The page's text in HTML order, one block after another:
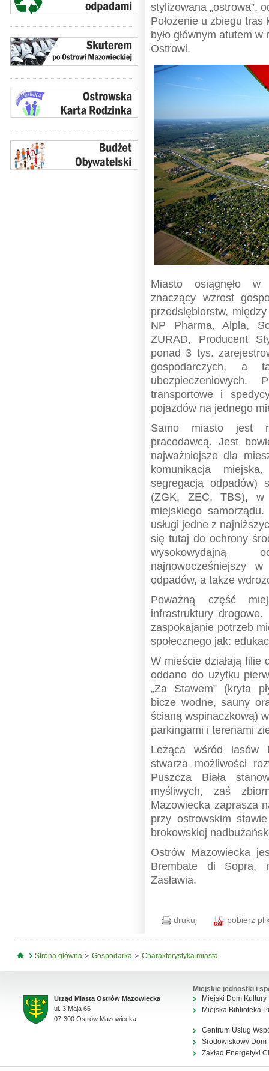
stylizowana „ostrowa”,
Położenie u zbiegu
było głównym atutem
Ostrowi.
Miasto osiągnęło w
znaczący wzrost
przedsiębiorstw,
NP Pharma, Alpla,
ZURAD, Producent
ponad 3 tys.
gospodarczych, a
ubezpieczeniowych.
transportowe i
pojazdów na jednego
Samo miasto jest
pracodawcą. Jest
najważniejsze dla
komunikacja
segregacją odpadów)
(ZGK, ZEC, TBS), w
miejskiego
usługi jedne z
się tutaj do ochrony
wysokowydajną
najnowocześniejszy
odpadów, a także
Poważną część
infrastruktury
zaspokajanie potrzeb
społecznego jak:
W mieście działają filie
oddano do użytku
„Za Stawem” (kryta
bicze wodne, sauny
ścianą wspinaczkową)
parkingami i terenami
Leżąca wśród lasów
stwarza możliwości
Puszcza Biała
myśliwych, zaś
Mazowiecka zaprasza
przy ostrowskim
brokowskiej
Ostrów Mazowiecka
Brembate di Sopra,
Zasławia.
drukuj pobierz
Jesteś tutaj
Strona główna Gospodarka Charakterystyka miasta
Urząd Miasta Ostrów Mazowiecka
ul. 3 Maja 66
07-300 Ostrów Mazowiecka
Miejskie jednostki i
Miejski Dom Kultury
Miejska Biblioteka
Centrum Usług
Środowiskowy Dom
Zakład Energetyki